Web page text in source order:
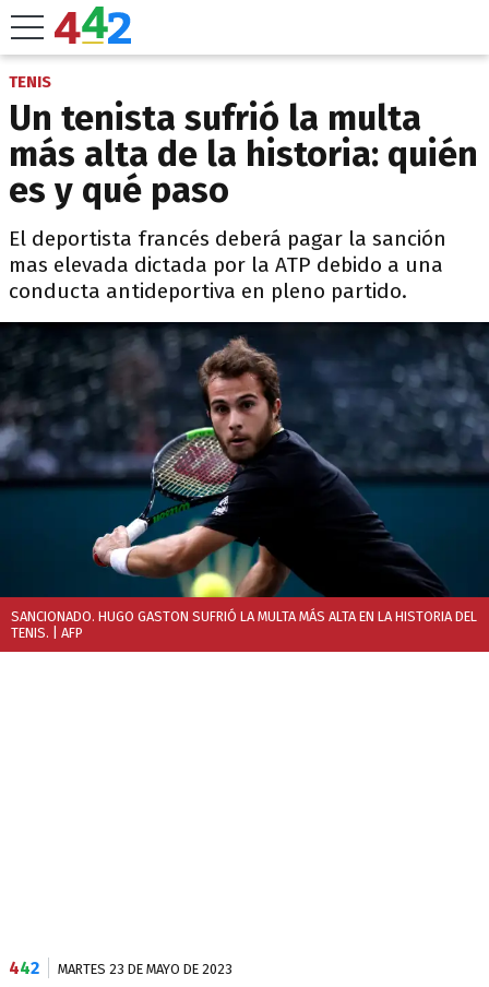
TENIS
Un tenista sufrió la multa
más alta de la historia: quién
es y qué paso
El deportista francés deberá pagar la sanción
mas elevada dictada por la ATP debido a una
conducta antideportiva en pleno partido.
SANCIONADO. HUGO GASTON SUFRIÓ LA MULTA MÁS ALTA EN LA HISTORIA DEL
TENIS. | AFP
442 MARTES 23 DE MAYO DE 2023